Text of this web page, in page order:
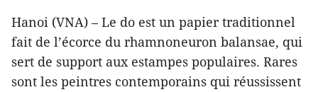
Hanoi (VNA) – Le do est un papier traditionnel
fait de l’écorce du rhamnoneuron balansae, qui
sert de support aux estampes populaires. Rares
sont les peintres contemporains qui réussissent